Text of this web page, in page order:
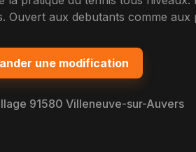
Ouvert aux debutants comme
une modification
91580 Villeneuve-sur-Auvers